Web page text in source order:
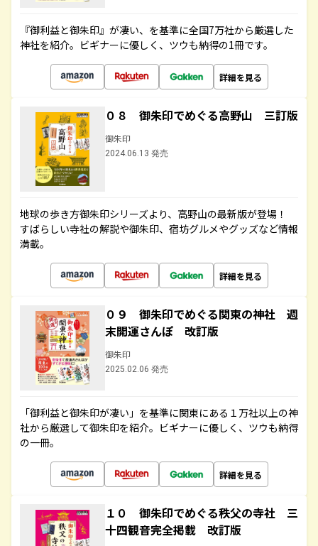
『御利益と御朱印』が凄い、を基準に全国7万社から厳選した
神社を紹介。ビギナーに優しく、ツウも納得の1冊です。
詳細を見る
０８ 御朱印でめぐる高野山 三訂版
御朱印
2024.06.13 発売
地球の歩き方御朱印シリーズより、高野山の最新版が登場！
すばらしい寺社の解説や御朱印、宿坊グルメやグッズなど情報
満載。
詳細を見る
０９ 御朱印でめぐる関東の神社 週
末開運さんぽ 改訂版
御朱印
2025.02.06 発売
「御利益と御朱印が凄い」を基準に関東にある１万社以上の神
社から厳選して御朱印を紹介。ビギナーに優しく、ツウも納得
の一冊。
詳細を見る
１０ 御朱印でめぐる秩父の寺社 三
十四観音完全掲載 改訂版